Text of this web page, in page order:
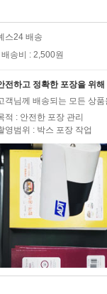
스24 배송
배송비 : 2,500원
전하고 정확한 포장을 위
객님께 배송되는 모든 상
적 : 안전한 포장 관리
영범위 : 박스 포장 작업